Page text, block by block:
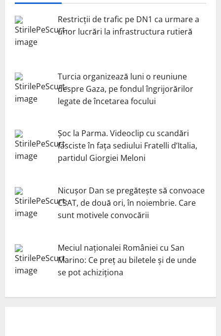
Restricții de trafic pe DN1 ca urmare a
unor lucrări la infrastructura rutieră
Turcia organizează luni o reuniune
despre Gaza, pe fondul îngrijorărilor
legate de încetarea focului
Șoc la Parma. Videoclip cu scandări
fasciste în fața sediului Fratelli d’Italia,
partidul Giorgiei Meloni
Nicuşor Dan se pregăteşte să convoace
CSAT, de două ori, în noiembrie. Care
sunt motivele convocării
Meciul naționalei României cu San
Marino: Ce preț au biletele și de unde
se pot achiziționa